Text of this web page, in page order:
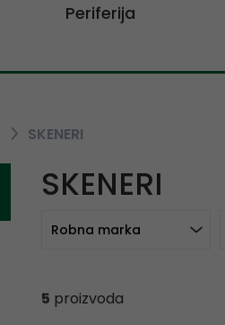
Periferija
SKENERI
SKENERI
Robna marka
5 proizvoda